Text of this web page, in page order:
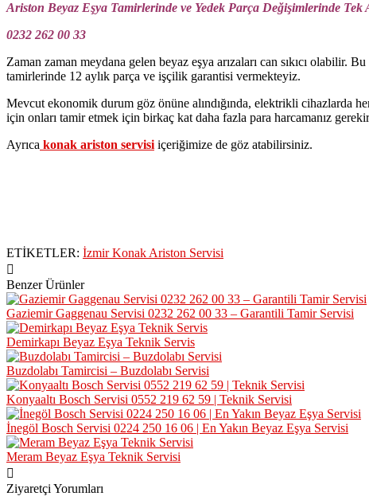
Ariston Beyaz Eşya Tamirlerinde ve Yedek Parça Değişimlerinde Tek
0232 262 00 33
Zaman zaman meydana gelen beyaz eşya arızaları can sıkıcı olabilir.
tamirlerinde 12 aylık parça ve işçilik garantisi vermekteyiz.
Mevcut ekonomik durum göz önüne alındığında, elektrikli cihazlarda
için onları tamir etmek için birkaç kat daha fazla para harcamanız
Ayrıca konak ariston servisi içeriğimize de göz atabilirsiniz.
ETİKETLER: İzmir Konak Ariston Servisi
Benzer Ürünler
Gaziemir Gaggenau Servisi 0232 262 00 33 – Garantili Tamir Servisi
Demirkapı Beyaz Eşya Teknik Servis
Buzdolabı Tamircisi – Buzdolabı Servisi
Konyaaltı Bosch Servisi 0552 219 62 59 | Teknik Servisi
İnegöl Bosch Servisi 0224 250 16 06 | En Yakın Beyaz Eşya Servisi
Meram Beyaz Eşya Teknik Servisi
Ziyaretçi Yorumları